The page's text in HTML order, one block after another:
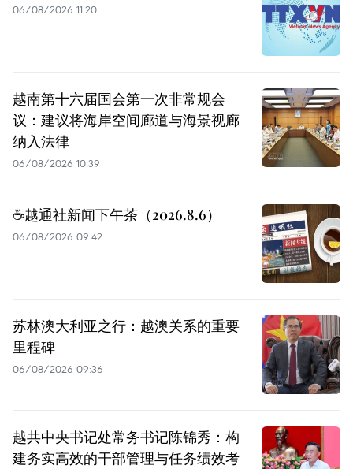
06/08/2026 11:20
越南第十六届国会第一次非常规会
议：建议将海岸空间廊道与海景视廊
纳入法律
06/08/2026 10:39
☕️越通社新闻下午茶（2026.8.6）
06/08/2026 09:42
苏林澳大利亚之行：越澳关系的重要
里程碑
06/08/2026 09:36
越共中央书记处常务书记陈锦秀：构
建务实高效的干部管理与任务绩效考